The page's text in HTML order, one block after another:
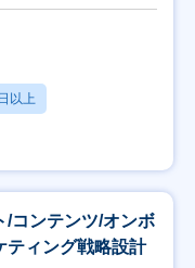
以上
/コンテンツ/オンボ
ティング戦略設計